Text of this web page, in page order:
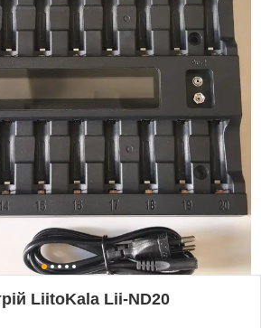
LiitoKala Lii-ND20